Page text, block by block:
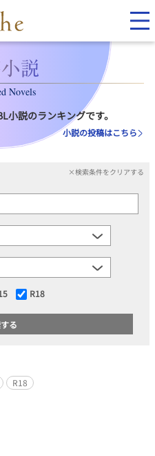
Novels
小説のランキングです。
小説の投稿はこちら
×検索条件をクリアする
R18
R18